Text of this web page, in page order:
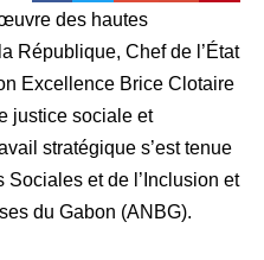
des hautes
République, Chef de l’État
Excellence Brice Clotaire
justice sociale et
stratégique s’est tenue
et de l’Inclusion et
du Gabon (ANBG).